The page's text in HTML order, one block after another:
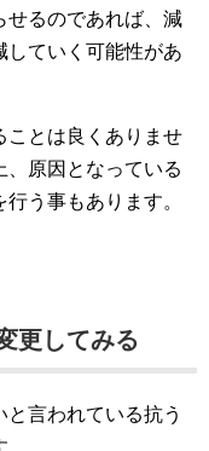
せるのであれば、減
していく可能性があ
ことは良くありませ
、原因となっている
う事もあります。
更してみる
言われている抗う